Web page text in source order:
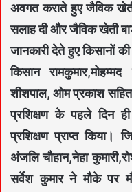
अवगत कराते हुए जैविक
सलाह दी और जैविक खेती
जानकारी देते हुए किसानों
किसान
शीशपाल, ओम प्रकाश सहित
प्रशिक्षण के पहले दिन
प्रशिक्षण प्राप्त किया।
अंजलि चौहान,नेहा
सर्वेश कुमार ने मौके पर